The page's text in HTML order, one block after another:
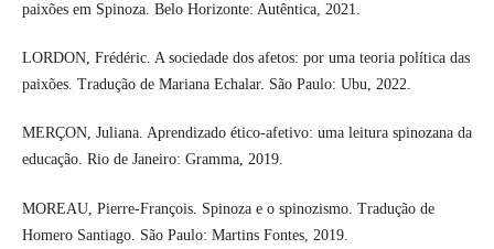
paixões em Spinoza. Belo Horizonte: Autêntica, 2021.
LORDON, Frédéric. A sociedade dos afetos: por uma teoria política das
paixões. Tradução de Mariana Echalar. São Paulo: Ubu, 2022.
MERÇON, Juliana. Aprendizado ético-afetivo: uma leitura spinozana da
educação. Rio de Janeiro: Gramma, 2019.
MOREAU, Pierre-François. Spinoza e o spinozismo. Tradução de
Homero Santiago. São Paulo: Martins Fontes, 2019.